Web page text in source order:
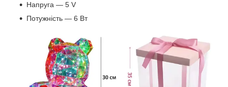
Напруга — 5 V
Потужність — 6 Вт